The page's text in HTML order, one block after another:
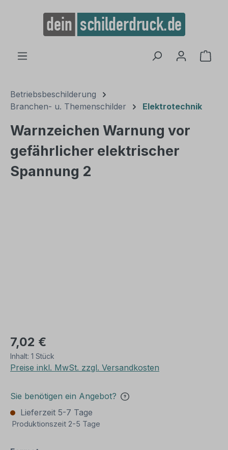
springen
Betriebsbeschilderung
Branchen- u. Themenschilder
Elektrotechnik
Warnzeichen Warnung vor
gefährlicher elektrischer
Spannung 2
7,02 €
Inhalt: 1 Stück
Preise inkl. MwSt. zzgl. Versandkosten
Sie benötigen ein Angebot?
Lieferzeit 5-7 Tage
Produktionszeit 2-5 Tage